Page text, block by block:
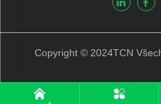
Copyright © 2024TCN